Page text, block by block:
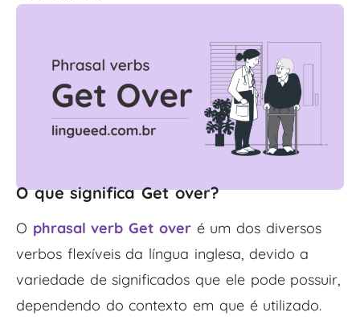
O que significa Get over?
O phrasal verb Get overé um dos diversos
verbos flexíveis da língua inglesa, devido a
variedade de significados que ele pode possuir,
dependendo do contexto em que é utilizado.